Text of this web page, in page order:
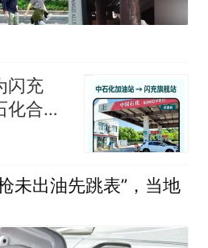
闪充
合作
未出油先跳表”，当地